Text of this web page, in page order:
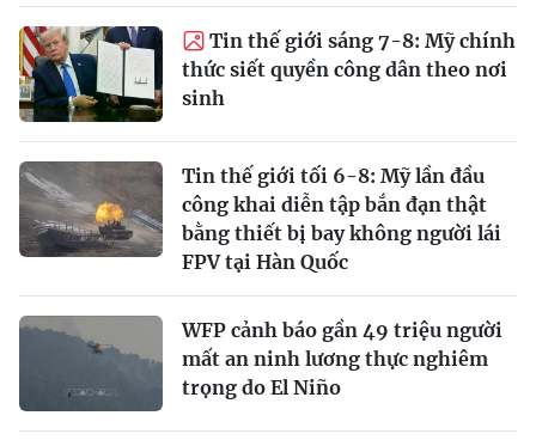
Tin thế giới sáng 7-8: Mỹ chính
thức siết quyền công dân theo nơi
sinh
Tin thế giới tối 6-8: Mỹ lần đầu
công khai diễn tập bắn đạn thật
bằng thiết bị bay không người lái
FPV tại Hàn Quốc
WFP cảnh báo gần 49 triệu người
mất an ninh lương thực nghiêm
trọng do El Niño